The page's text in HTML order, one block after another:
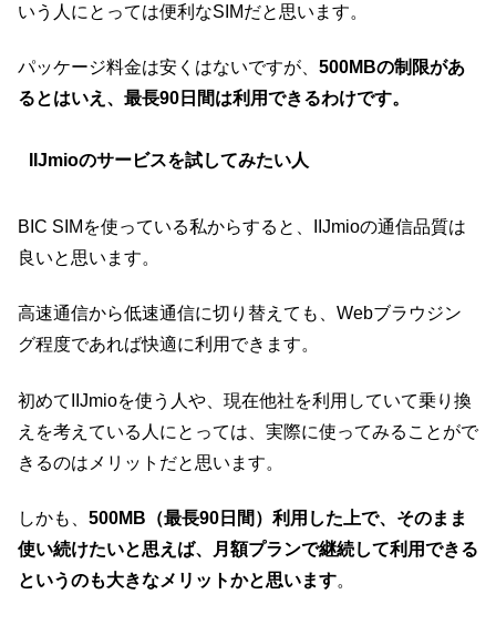
いう人にとっては便利なSIMだと思います。
パッケージ料金は安くはないですが、 500MBの制限があ
るとはいえ、最長90日間は利用できるわけです。
IIJmioのサービスを試してみたい人
BIC SIMを使っている私からすると、IIJmioの通信品質は
良いと思います。
高速通信から低速通信に切り替えても、Webブラウジン
グ程度であれば快適に利用できます。
初めてIIJmioを使う人や、現在他社を利用していて乗り換
えを考えている人にとっては、実際に使ってみることがで
きるのはメリットだと思います。
しかも、 500MB（最長90日間）利用した上で、そのまま
使い続けたいと思えば、月額プランで継続して利用できる
というのも大きなメリットかと思います。